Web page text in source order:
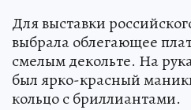
Для выставки
выбрала облегающее
смелым декольте. На
был ярко-красный
кольцо с бриллиантами.